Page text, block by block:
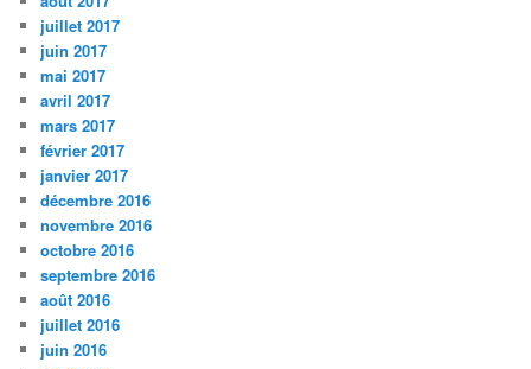
juillet 2017
juin 2017
mai 2017
avril 2017
mars 2017
février 2017
janvier 2017
décembre 2016
novembre 2016
octobre 2016
septembre 2016
août 2016
juillet 2016
juin 2016